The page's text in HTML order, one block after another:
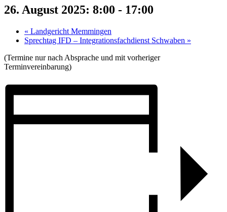
26. August 2025: 8:00 - 17:00
« Landgericht Memmingen
Sprechtag IFD – Integrationsfachdienst Schwaben »
(Termine nur nach Absprache und mit vorheriger
Terminvereinbarung)